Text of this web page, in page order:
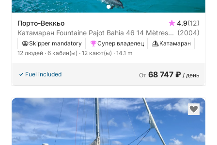
Порто-Веккьо 4.9(12)
Катамаран Fountaine Pajot Bahia 46 14 Mètres
14m
(2004)
Skipper mandatory Супер владелец
Катамаран
12 людей · 6 кабин(ы) · 12 кают(ы) · 14.1 m
Fuel included От 68 747 ₽ / день